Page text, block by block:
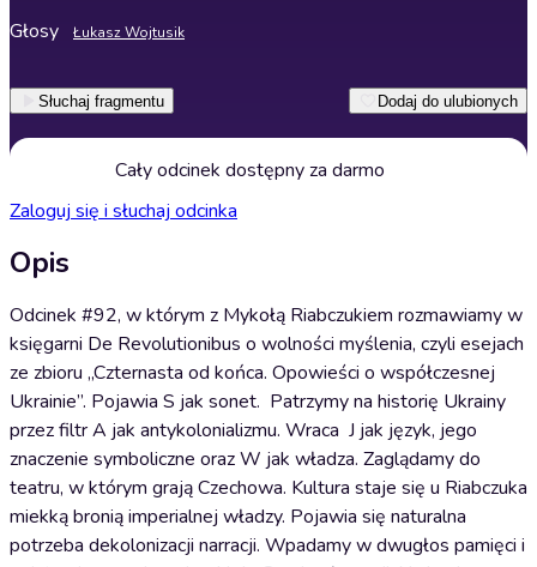
Głosy Łukasz Wojtusik
Słuchaj fragmentu Dodaj do ulubionych
Cały odcinek dostępny za darmo
Zaloguj się i słuchaj odcinka
Opis
Odcinek #92, w którym z Mykołą Riabczukiem rozmawiamy w
księgarni De Revolutionibus o wolności myślenia, czyli esejach
ze zbioru „Czternasta od końca. Opowieści o współczesnej
Ukrainie”. Pojawia S jak sonet. Patrzymy na historię Ukrainy
przez filtr A jak antykolonializmu. Wraca J jak język, jego
znaczenie symboliczne oraz W jak władza. Zaglądamy do
teatru, w którym grają Czechowa. Kultura staje się u Riabczuka
miekką bronią imperialnej władzy. Pojawia się naturalna
potrzeba dekolonizacji narracji. Wpadamy w dwugłos pamięci i